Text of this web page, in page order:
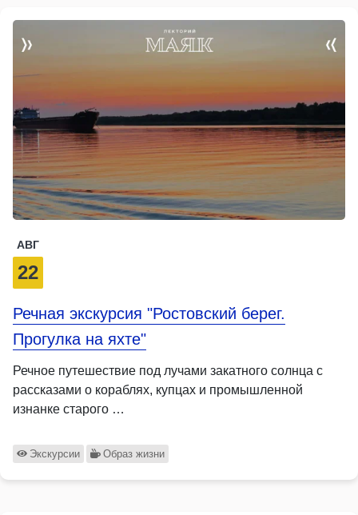
АВГ
22
Речная экскурсия "Ростовский берег.
Прогулка на яхте"
Речное путешествие под лучами закатного солнца с
рассказами о кораблях, купцах и промышленной
изнанке старого …
Экскурсии Образ жизни